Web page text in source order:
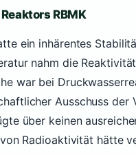
RBMK
ein inhärentes
nahm die
war bei
Ausschuss der
über keinen
Radioaktivität hätte